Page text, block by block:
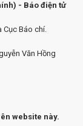
- Báo điện tử
Cục Báo chí.
Văn Hồng
website này.